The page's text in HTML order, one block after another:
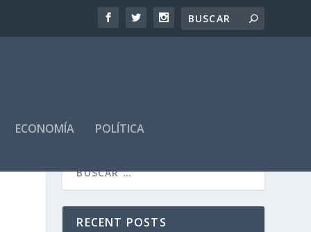
ECONOMÍA POLÍTICA
RECENT POSTS